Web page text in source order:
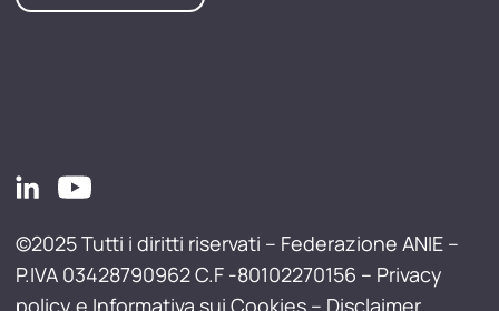
©2025 Tutti i diritti riservati – Federazione ANIE –
P.IVA 03428790962 C.F -80102270156 – Privacy